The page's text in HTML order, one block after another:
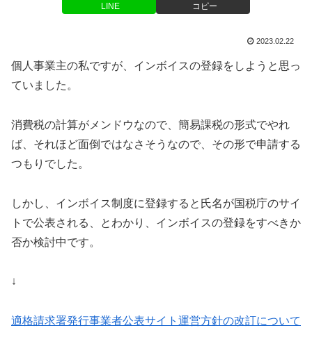
LINE コピー
2023.02.22
個人事業主の私ですが、インボイスの登録をしようと思っ
ていました。
消費税の計算がメンドウなので、簡易課税の形式でやれ
ば、それほど面倒ではなさそうなので、その形で申請する
つもりでした。
しかし、インボイス制度に登録すると氏名が国税庁のサイ
トで公表される、とわかり、インボイスの登録をすべきか
否か検討中です。
↓
適格請求署発行事業者公表サイト運営方針の改訂について